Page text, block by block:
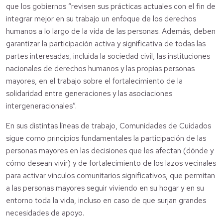
que los gobiernos “revisen sus prácticas actuales con el fin de
integrar mejor en su trabajo un enfoque de los derechos
humanos a lo largo de la vida de las personas. Además, deben
garantizar la participación activa y significativa de todas las
partes interesadas, incluida la sociedad civil, las instituciones
nacionales de derechos humanos y las propias personas
mayores, en el trabajo sobre el fortalecimiento de la
solidaridad entre generaciones y las asociaciones
intergeneracionales”.
En sus distintas líneas de trabajo, Comunidades de Cuidados
sigue como principios fundamentales la participación de las
personas mayores en las decisiones que les afectan (dónde y
cómo desean vivir) y de fortalecimiento de los lazos vecinales
para activar vínculos comunitarios significativos, que permitan
a las personas mayores seguir viviendo en su hogar y en su
entorno toda la vida, incluso en caso de que surjan grandes
necesidades de apoyo.